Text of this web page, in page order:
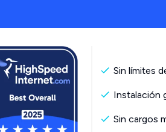
Sin límites
Instalación
Sin cargos